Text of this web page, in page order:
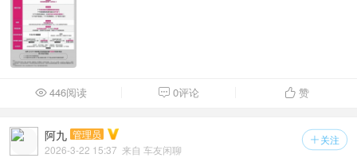
446阅读  0评论  赞
 关注
阿九 管理员
2026-3-22 15:37 来自 车友闲聊